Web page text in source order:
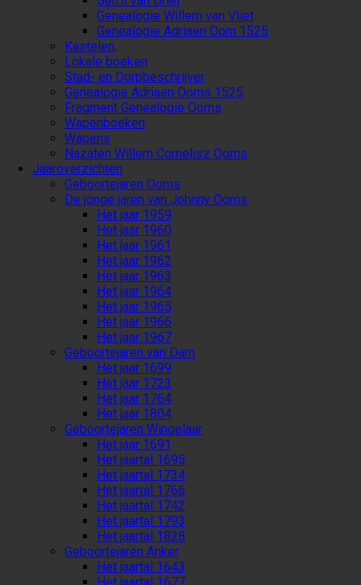
Genealogie Willem van Vliet
Genealogie Adriaen Oom 1525
Kastelen,
Lokale boeken
Stad- en Dorpbeschrijver
Genealogie Adriaen Ooms 1525
Fragment Genealogie Ooms
Wapenboeken
Wapens
Nazaten Willem Cornelisz Ooms
Jaaroverzichten
Geboortejaren Ooms
De jonge jaren van Johnny Ooms
Het jaar 1959
Het jaar 1960
Het jaar 1961
Het jaar 1962
Het jaar 1963
Het jaar 1964
Het jaar 1965
Het jaar 1966
Het jaar 1967
Geboortejaren van Dam
Het jaar 1699
Het jaar 1723
Het jaar 1764
Het jaar 1804
Geboortejaren Wingelaar
Het jaar 1691
Het jaartal 1695
Het jaartal 1734
Het jaartal 1766
Het jaartal 1742
Het jaartal 1793
Het jaartal 1828
Geboortejaren Anker
Het jaartal 1643